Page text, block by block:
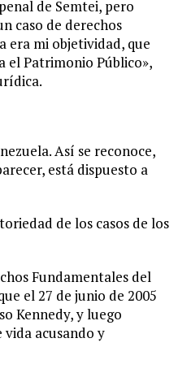
de Semtei, pero
caso de derechos
era mi objetividad, que
el Patrimonio Público»,
Así se reconoce,
está dispuesto a
de los casos de los
Fundamentales del
el 27 de junio de 2005
Kennedy, y luego
acusando y